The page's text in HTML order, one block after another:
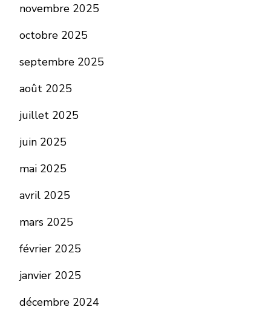
novembre 2025
octobre 2025
septembre 2025
août 2025
juillet 2025
juin 2025
mai 2025
avril 2025
mars 2025
février 2025
janvier 2025
décembre 2024